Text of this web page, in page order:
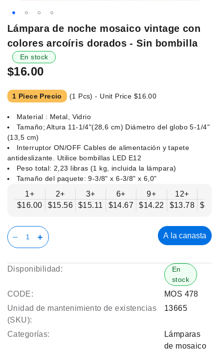
Saltar
principio
de
la
galería
imágenes.
Lámpara de noche mosaico vintage con
colores arcoíris dorados - Sin bombilla
En stock
$16.00
1 Piece Precio (1 Pcs) - Unit Price $16.00
Material : Metal, Vidrio
Tamaño; Altura 11-1/4"(28,6 cm) Diámetro del globo 5-1/4"
(13,5 cm)
Interruptor ON/OFF Cables de alimentación y tapete
antideslizante. Utilice bombillas LED E12
Peso total: 2,23 libras (1 kg, incluida la lámpara)
Tamaño del paquete: 9-3/8" x 6-3/8" x 6,0"
1+
$16.00
2+
$15.56
3+
$15.11
6+
$14.67
9+
$14.22
12+
$13.78
A la canasta
Disponibilidad:
En
stock
CODE:
MOS 478
Unidad de mantenimiento de existencias
(SKU):
13665
Categorías:
Lámparas
de mosaico